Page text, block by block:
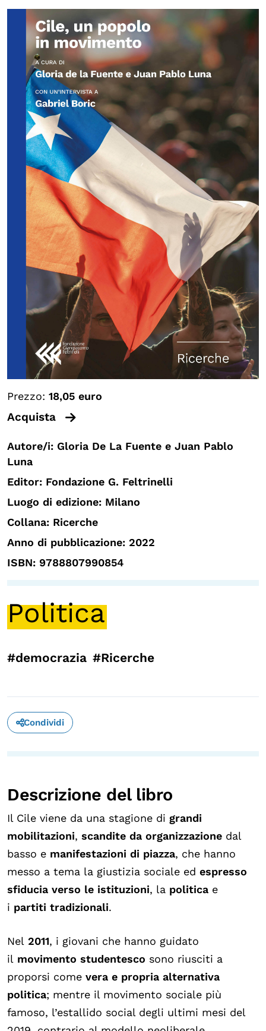
Elezioni dal mondo
Podcast
OLTRE LA SCUOLA
Attività per bambine e bambini
Programmi per le scuole
Under25
Classici del Pensiero Politico
Master e Executive Program
Prezzo: 18,05 euro
Acquista
Autore/i: Gloria De La Fuente e Juan Pablo
Luna
Editor: Fondazione G. Feltrinelli
Luogo di edizione: Milano
Collana: Ricerche
Anno di pubblicazione: 2022
ISBN: 9788807990854
Politica
#democrazia #Ricerche
Condividi
Descrizione del libro
Il Cile viene da una stagione di grandi
mobilitazioni, scandite da organizzazione dal
basso e manifestazioni di piazza, che hanno
messo a tema la giustizia sociale ed espresso
sfiducia verso le istituzioni, la politica e
i partiti tradizionali.
Nel 2011, i giovani che hanno guidato
il movimento studentesco sono riusciti a
proporsi come vera e propria alternativa
politica; mentre il movimento sociale più
famoso, l’estallido social degli ultimi mesi del